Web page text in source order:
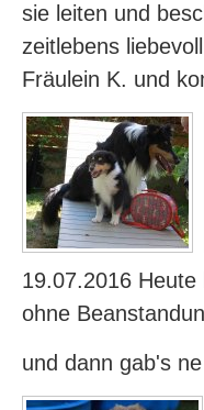
sie leiten und
zeitlebens
Fräulein K. und
19.07.2016
ohne
und dann gab's